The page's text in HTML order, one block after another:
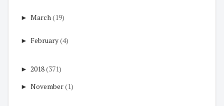
► March(19)
► February(4)
► 2018(371)
► November(1)